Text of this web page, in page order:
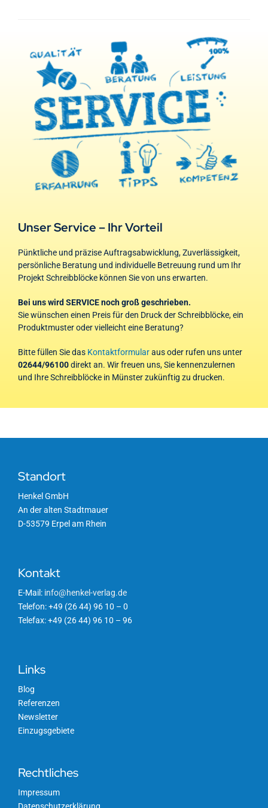
Unser Service – Ihr Vorteil
Pünktliche und präzise Auftragsabwicklung, Zuverlässigkeit,
persönliche Beratung und individuelle Betreuung rund um Ihr
Projekt Schreibblöcke können Sie von uns erwarten.
Bei uns wird SERVICE noch groß geschrieben.
Sie wünschen einen Preis für den Druck der Schreibblöcke, ein
Produktmuster oder vielleicht eine Beratung?
Bitte füllen Sie das Kontaktformularaus oder rufen uns unter
02644/96100direkt an. Wir freuen uns, Sie kennenzulernen
und Ihre Schreibblöcke in Münster zukünftig zu drucken.
Standort
Henkel GmbH
An der alten Stadtmauer
D-53579 Erpel am Rhein
Kontakt
E-Mail: info@henkel-verlag.de
Telefon: +49 (26 44) 96 10 – 0
Telefax: +49 (26 44) 96 10 – 96
Links
Blog
Referenzen
Newsletter
Einzugsgebiete
Rechtliches
Impressum